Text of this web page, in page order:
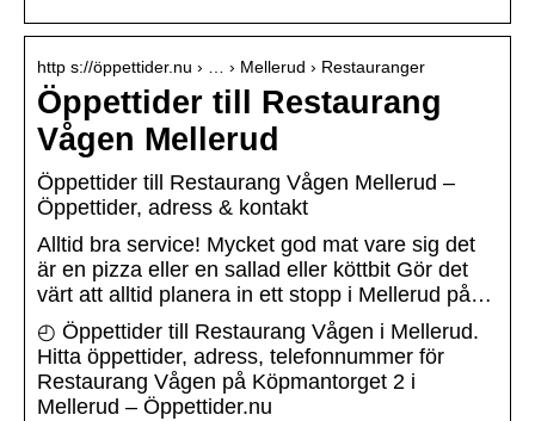
http s://öppettider.nu › … › Mellerud › Restauranger
Öppettider till Restaurang
Vågen Mellerud
Öppettider till Restaurang Vågen Mellerud –
Öppettider, adress & kontakt
Alltid bra service! Mycket god mat vare sig det
är en pizza eller en sallad eller köttbit Gör det
värt att alltid planera in ett stopp i Mellerud på…
◴ Öppettider till Restaurang Vågen i Mellerud.
Hitta öppettider, adress, telefonnummer för
Restaurang Vågen på Köpmantorget 2 i
Mellerud – Öppettider.nu